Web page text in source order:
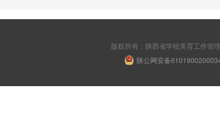
版权所有：陕西省学校美育工作管
陕公网安备